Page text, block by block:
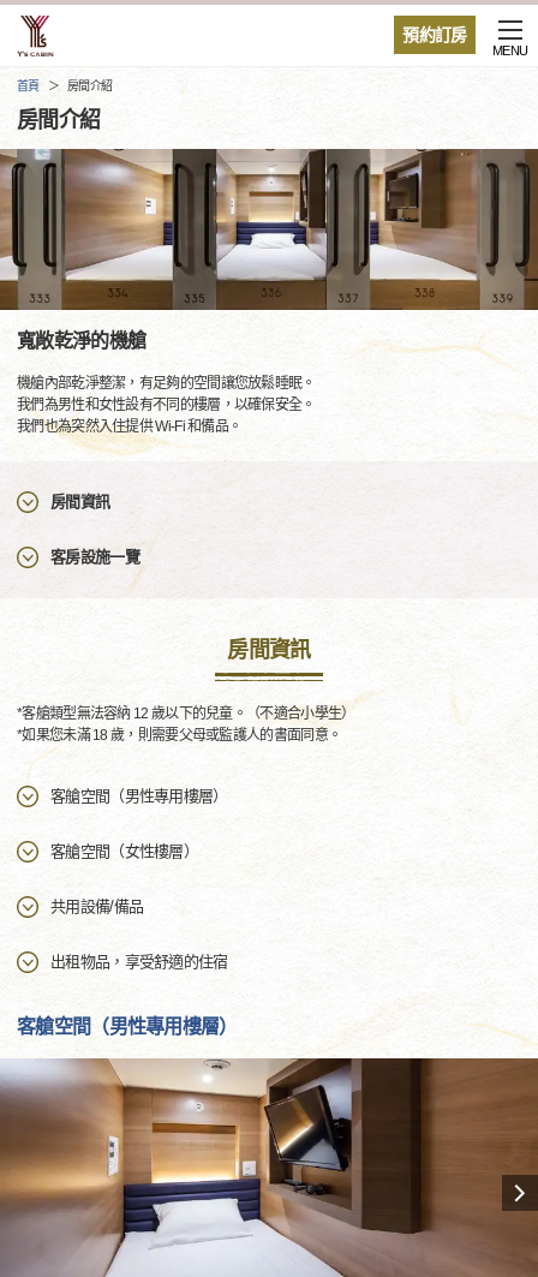
預約訂房
MENU
首頁 房間介紹
房間介紹
寬敞乾淨的機艙
機艙內部乾淨整潔，有足夠的空間讓您放鬆睡眠。
我們為男性和女性設有不同的樓層，以確保安全。
我們也為突然入住提供 Wi-Fi 和備品。
房間資訊
客房設施一覽
房間資訊
*客艙類型無法容納 12 歲以下的兒童。（不適合小學生）
*如果您未滿 18 歲，則需要父母或監護人的書面同意。
客艙空間（男性專用樓層）
客艙空間（女性樓層）
共用設備/備品
出租物品，享受舒適的住宿
客艙空間（男性專用樓層）